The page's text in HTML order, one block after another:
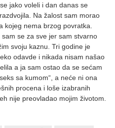
jako voleli i dan danas se
Na žalost sam morao
kojeg nema brzog povratka.
se za sve jer sam stvarno
svoju kaznu. Tri godine je
odavde i nikada nisam našao
a ja sam ostao da se sećam
sa kumom“, a neće ni ona
procena i loše izabranih
nije preovladao mojim životom.